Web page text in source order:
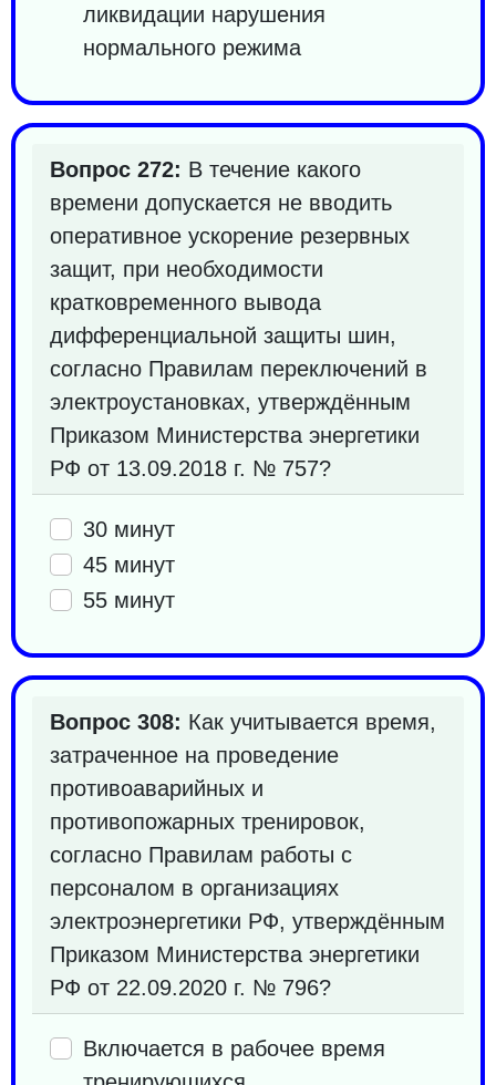
ликвидации нарушения
нормального режима
Вопрос 272: В течение какого
времени допускается не вводить
оперативное ускорение резервных
защит, при необходимости
кратковременного вывода
дифференциальной защиты шин,
согласно Правилам переключений в
электроустановках, утверждённым
Приказом Министерства энергетики
РФ от 13.09.2018 г. № 757?
30 минут
45 минут
55 минут
Вопрос 308: Как учитывается время,
затраченное на проведение
противоаварийных и
противопожарных тренировок,
согласно Правилам работы с
персоналом в организациях
электроэнергетики РФ, утверждённым
Приказом Министерства энергетики
РФ от 22.09.2020 г. № 796?
Включается в рабочее время